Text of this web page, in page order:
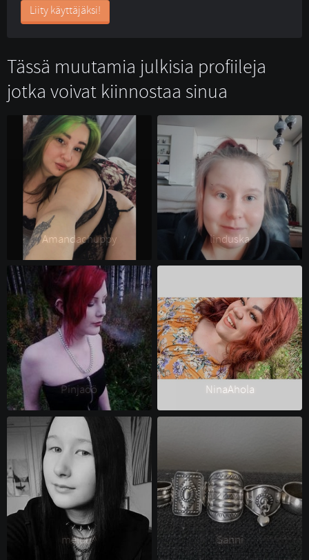
Liity käyttäjäksi!
Tässä muutamia julkisia profiileja
jotka voivat kiinnostaa sinua
Amandachuppy linduska
Pinjaöö NinaAhola
meluu^ Sanni